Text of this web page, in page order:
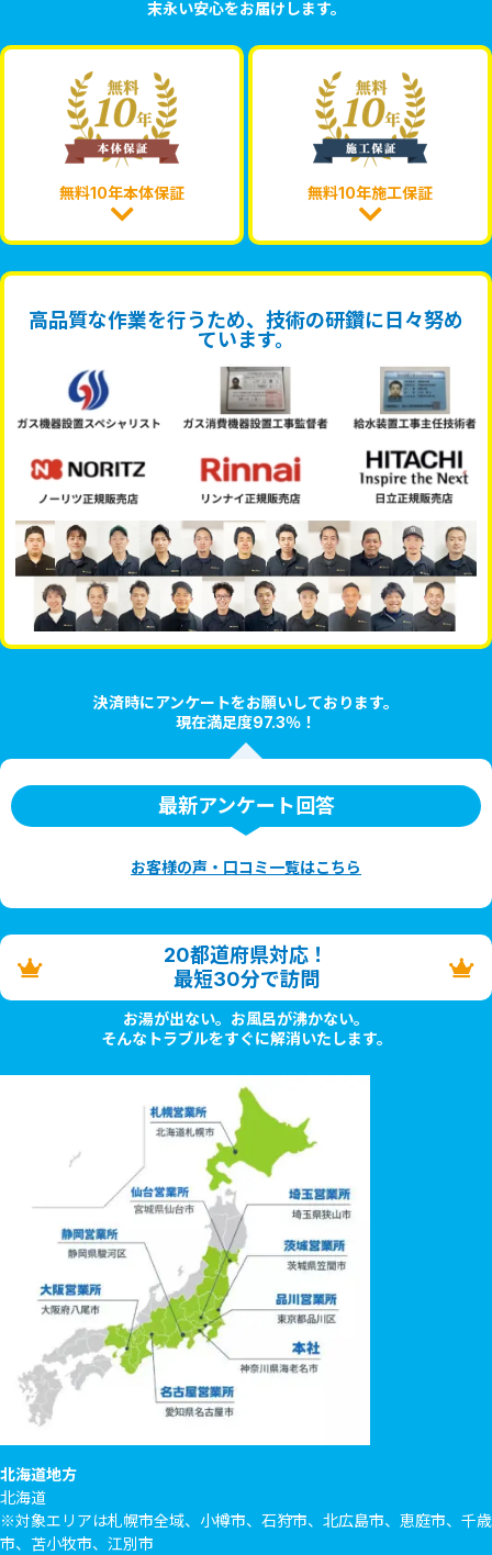
末永い安心をお届けします。
無料10年本体保証 無料10年施工保証
高品質な作業を行うため、技術の研鑽に日々努め
ています。
決済時にアンケートをお願いしております。
現在満足度97.3％！
最新アンケート回答
お客様の声・口コミ一覧はこちら
20都道府県対応！
最短30分で訪問
お湯が出ない。お風呂が沸かない。
そんなトラブルをすぐに解消いたします。
北海道地方
北海道
※対象エリアは札幌市全域、小樽市、石狩市、北広島市、恵庭市、千歳
市、苫小牧市、江別市